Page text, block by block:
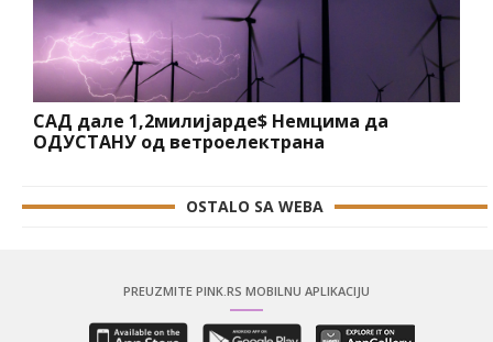
САД дале 1,2милијарде$ Немцима да
ОДУСТАНУ од ветроелектрана
OSTALO SA WEBA
PREUZMITE PINK.RS MOBILNU APLIKACIJU